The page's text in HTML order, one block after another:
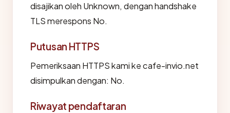
disajikan oleh Unknown, dengan handshake
TLS merespons No.
Putusan HTTPS
Pemeriksaan HTTPS kami ke cafe-invio.net
disimpulkan dengan: No.
Riwayat pendaftaran